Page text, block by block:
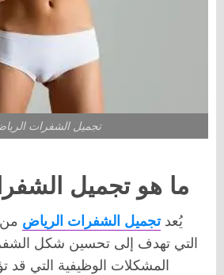
تجميل الشفرات
ما هو تجميل
يُعدتجميل الشفرات الرياض من
التي تهدف إلى تحسين شكل
المشكلات الوظيفية التي قد